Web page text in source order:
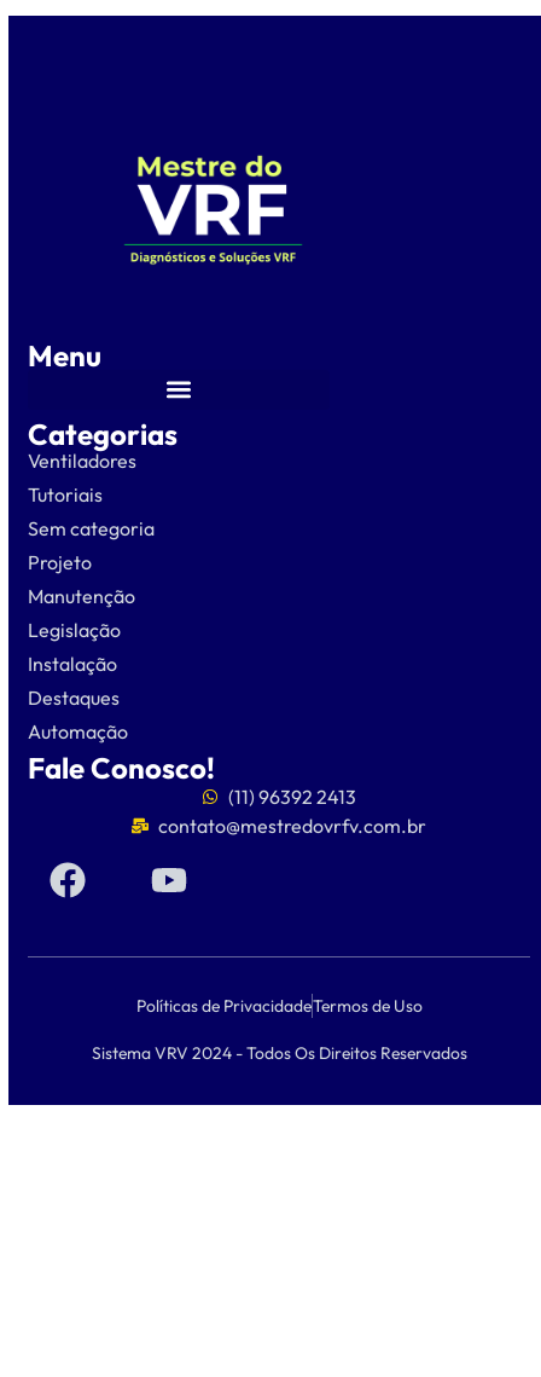
Menu
Categorias
Ventiladores
Tutoriais
Sem categoria
Projeto
Manutenção
Legislação
Instalação
Destaques
Automação
Fale Conosco!
(11) 96392 2413
contato@mestredovrfv.com.br
Políticas de PrivacidadeTermos de Uso
Sistema VRV 2024 - Todos Os Direitos Reservados